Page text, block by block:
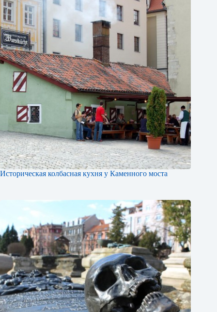
Историческая колбасная кухня у Каменного моста